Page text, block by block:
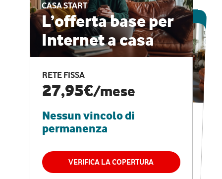
CASA START
L’offerta base per
Internet a casa
RETE FISSA
27,95€/mese
Nessun vincolo di
permanenza
VERIFICA LA COPERTURA
ESCLUSIVA ONLINE
CASA PRO
Internet veloce e
vantaggi speciali
RETE FISSA + VODAFONE CLUB
29,95€
permanenza